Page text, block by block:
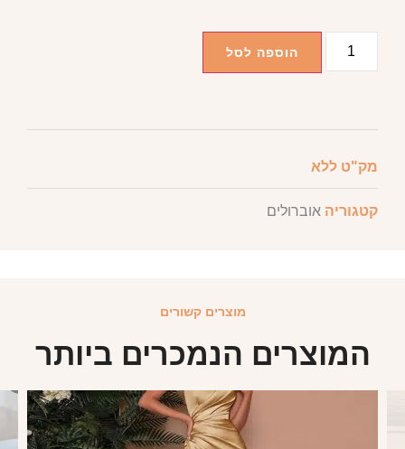
הוספה לסל
מק"ט ללא
קטגוריה אוברולים
מוצרים קשורים
המוצרים הנמכרים ביותר